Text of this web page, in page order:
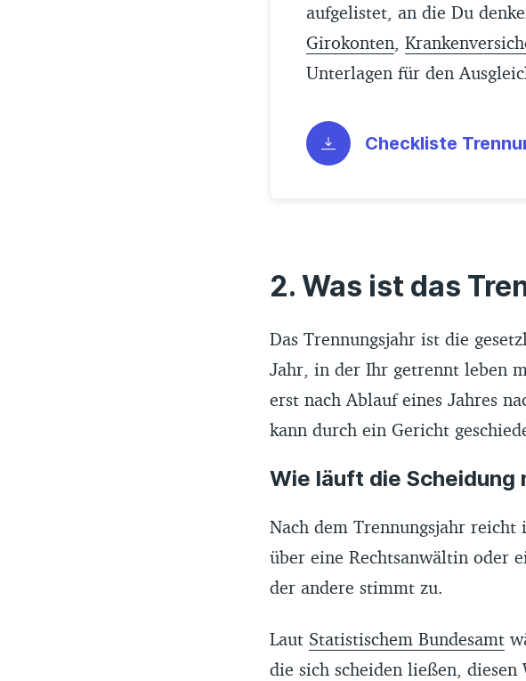
aufgelistet, an die Du
Girokonten,
Unterlagen für den
Checkliste
Was ist das
Das Trennungsjahr ist die
Jahr, in der Ihr getrennt leben
erst nach Ablauf eines Jahres
kann durch ein Gericht
Wie läuft die Scheidung
Nach dem Trennungsjahr
über eine Rechtsanwältin oder
der andere stimmt zu.
Laut Statistischem Bundesamt
die sich scheiden ließen, diesen